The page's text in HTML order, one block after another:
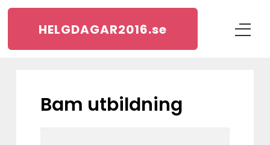
HELGDAGAR2016.se
Bam utbildning